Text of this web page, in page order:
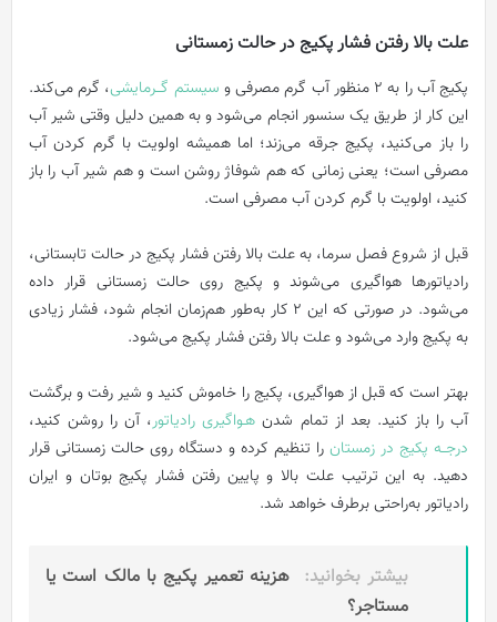
علت بالا رفتن فشار پکیج در حالت زمستانی
پکیج آب را به 2 منظور آب گرم مصرفی و سیستم گــرمایشی، گرم می‌کند.
این کار از طریق یک سنسور انجام می‌شود و به همین دلیل وقتی شیر آب
را باز می‌کنید، پکیج جرقه می‌زند؛ اما همیشه اولویت با گرم کردن آب
مصرفی است؛ یعنی زمانی که هم شوفاژ روشن است و هم شیر آب را باز
کنید، اولویت با گرم کردن آب مصرفی است.
قبل از شروع فصل سرما، به علت بالا رفتن فشار پکیج در حالت تابستانی،
رادیاتورها هواگیری می‌شوند و پکیج روی حالت زمستانی قرار داده
می‌شود. در صورتی که این 2 کار به‌طور هم‌زمان انجام شود، فشار زیادی
به پکیج وارد می‌شود و علت بالا رفتن فشار پکیج می‌شود.
بهتر است که قبل از هواگیری، پکیج را خاموش کنید و شیر رفت و برگشت
آب را باز کنید. بعد از تمام شدن هـواگیری رادیاتور، آن را روشن کنید،
درجــه پکیج در زمستان را تنظیم کرده و دستگاه روی حالت زمستانی قرار
دهید. به‌ این ترتیب علت بالا و پایین رفتن فشار پکیج بوتان و ایران
رادیاتور به‌راحتی برطرف خواهد شد.
بیشتر بخوانید: هزینه تعمیر پکیج با مالک است یا
مستاجر؟